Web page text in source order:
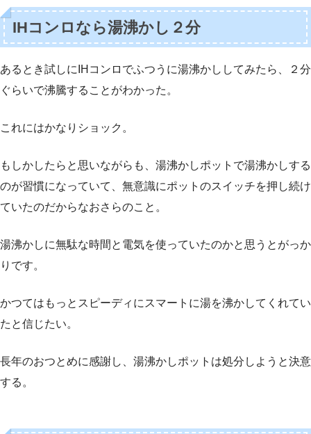
IHコンロなら湯沸かし２分
あるとき試しにIHコンロでふつうに湯沸かししてみたら、２分
ぐらいで沸騰することがわかった。
これにはかなりショック。
もしかしたらと思いながらも、湯沸かしポットで湯沸かしする
のが習慣になっていて、無意識にポットのスイッチを押し続け
ていたのだからなおさらのこと。
湯沸かしに無駄な時間と電気を使っていたのかと思うとがっか
りです。
かつてはもっとスピーディにスマートに湯を沸かしてくれてい
たと信じたい。
長年のおつとめに感謝し、湯沸かしポットは処分しようと決意
する。